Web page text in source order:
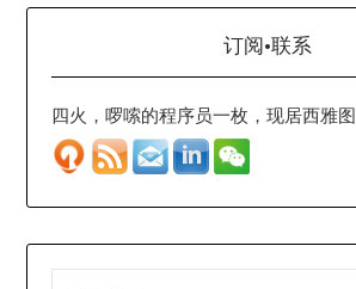
订阅·联系
四火，啰嗦的程序员一枚，现居西雅图